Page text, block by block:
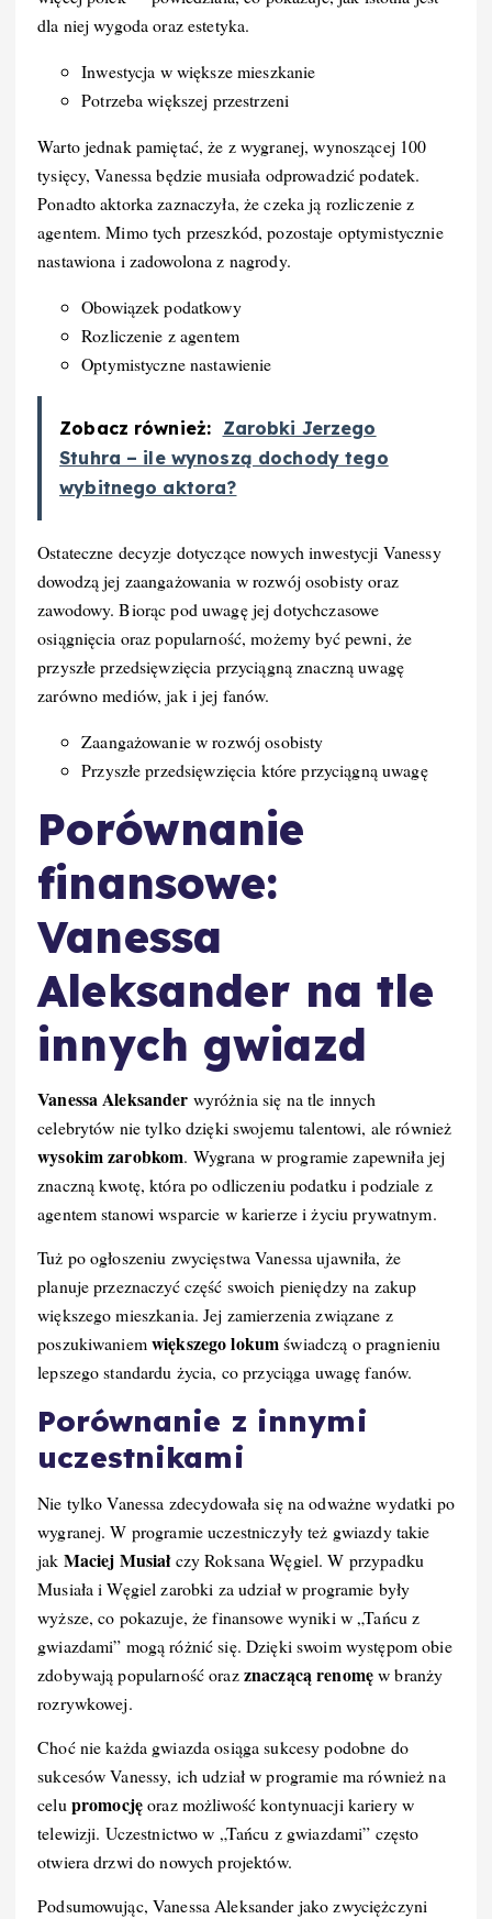
dla niej wygoda oraz estetyka.
Inwestycja w większe mieszkanie
Potrzeba większej przestrzeni
Warto jednak pamiętać, że z wygranej, wynoszącej 100
tysięcy, Vanessa będzie musiała odprowadzić podatek.
Ponadto aktorka zaznaczyła, że czeka ją rozliczenie z
agentem. Mimo tych przeszkód, pozostaje optymistycznie
nastawiona i zadowolona z nagrody.
Obowiązek podatkowy
Rozliczenie z agentem
Optymistyczne nastawienie
Zobacz również: Zarobki Jerzego
Stuhra – ile wynoszą dochody tego
wybitnego aktora?
Ostateczne decyzje dotyczące nowych inwestycji Vanessy
dowodzą jej zaangażowania w rozwój osobisty oraz
zawodowy. Biorąc pod uwagę jej dotychczasowe
osiągnięcia oraz popularność, możemy być pewni, że
przyszłe przedsięwzięcia przyciągną znaczną uwagę
zarówno mediów, jak i jej fanów.
Zaangażowanie w rozwój osobisty
Przyszłe przedsięwzięcia które przyciągną uwagę
Porównanie
finansowe:
Vanessa
Aleksander na tle
innych gwiazd
Vanessa Aleksander wyróżnia się na tle innych
celebrytów nie tylko dzięki swojemu talentowi, ale również
wysokim zarobkom. Wygrana w programie zapewniła jej
znaczną kwotę, która po odliczeniu podatku i podziale z
agentem stanowi wsparcie w karierze i życiu prywatnym.
Tuż po ogłoszeniu zwycięstwa Vanessa ujawniła, że
planuje przeznaczyć część swoich pieniędzy na zakup
większego mieszkania. Jej zamierzenia związane z
poszukiwaniemwiększego lokumświadczą o pragnieniu
lepszego standardu życia, co przyciąga uwagę fanów.
Porównanie z innymi
uczestnikami
Nie tylko Vanessa zdecydowała się na odważne wydatki po
wygranej. W programie uczestniczyły też gwiazdy takie
jak Maciej Musiałczy Roksana Węgiel. W przypadku
Musiała i Węgiel zarobki za udział w programie były
wyższe, co pokazuje, że finansowe wyniki w „Tańcu z
gwiazdami” mogą różnić się. Dzięki swoim występom obie
zdobywają popularność orazznaczącą renomęw branży
rozrywkowej.
Choć nie każda gwiazda osiąga sukcesy podobne do
sukcesów Vanessy, ich udział w programie ma również na
celu promocjęoraz możliwość kontynuacji kariery w
telewizji. Uczestnictwo w „Tańcu z gwiazdami” często
otwiera drzwi do nowych projektów.
Podsumowując, Vanessa Aleksander jako zwyciężczyni